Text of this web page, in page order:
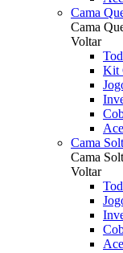
Cama
Cama
Voltar
Kit
Cama
Cama
Voltar